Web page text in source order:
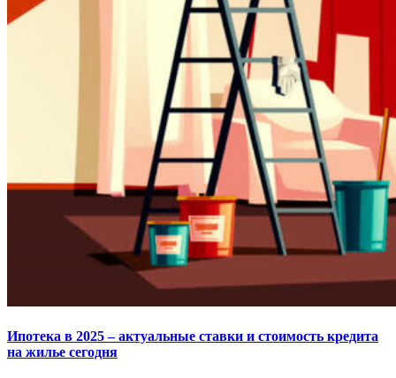
Ипотека в 2025 – актуальные ставки и стоимость кредита
на жилье сегодня